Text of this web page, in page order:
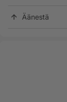
Äänestä